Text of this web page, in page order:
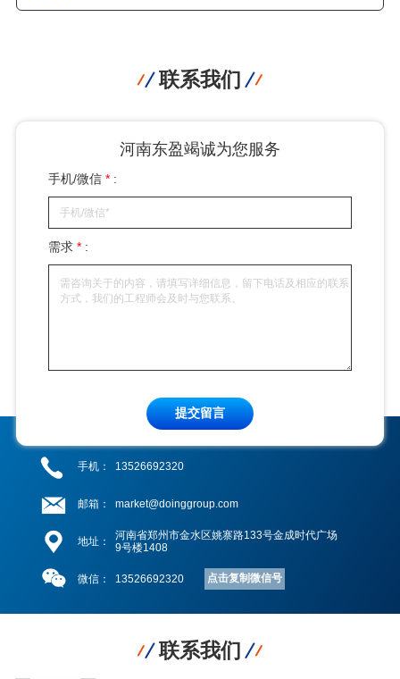
联系我们
河南东盈竭诚为您服务
手机/微信* :
需求* :
提交留言
手机： 13526692320
邮箱： market@doinggroup.com
地址：
河南省郑州市金水区姚寨路133号金成时代广场
9号楼1408
微信： 13526692320 点击复制微信号
联系我们